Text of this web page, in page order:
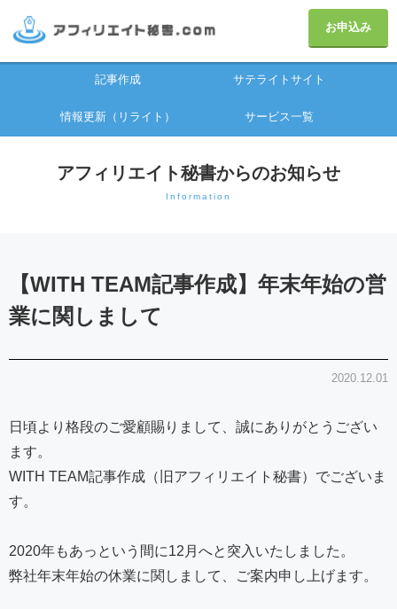
お申込み
記事作成 サテライトサイト
情報更新（リライト） サービス一覧
アフィリエイト秘書からのお知らせ
Information
【WITH TEAM記事作成】年末年始の営
業に関しまして
2020.12.01
日頃より格段のご愛顧賜りまして、誠にありがとうござい
ます。
WITH TEAM記事作成（旧アフィリエイト秘書）でございま
す。
2020年もあっという間に12月へと突入いたしました。
弊社年末年始の休業に関しまして、ご案内申し上げます。